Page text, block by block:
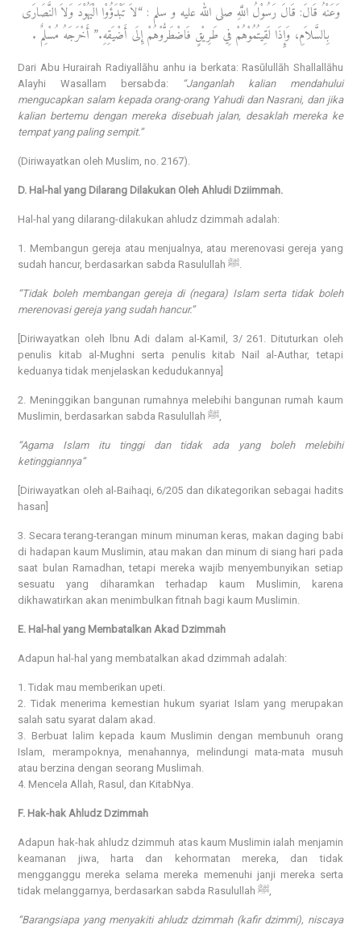
وَعَنْهُ قَالَ: قَالَ رَسُوْلُ اللَّهِ صلى الله عليه و سلم : “لاَ تَبْدَؤُوْا الْيَهُوْدَ وَلاَ النَّصَارَى
بِالسَّلاَمِ، وَإِذَا لَقِيتُمُوْهُمْ فِي طَرِيْقٍ فَاضْطَرُّوْهُمْ إِلَى أَضْيَقِهِ.” أَخْرَجَهُ مُسْلِمٌ .
Dari Abu Hurairah Radiyallāhu anhu ia berkata: Rasūlullāh Shallallāhu
Alayhi Wasallam bersabda:
“Janganlah kalian mendahului
mengucapkan salam kepada orang-orang Yahudi dan Nasrani, dan jika
kalian bertemu dengan mereka disebuah jalan, desaklah mereka ke
tempat yang paling sempit.”
(Diriwayatkan oleh Muslim, no. 2167).
D. Hal-hal yang Dilarang Dilakukan Oleh Ahludi Dziimmah.
Hal-hal yang dilarang-dilakukan ahludz dzimmah adalah:
1. Membangun gereja atau menjualnya, atau merenovasi gereja yang
“Tidak boleh membangan gereja di (negara) Islam serta tidak boleh
merenovasi gereja yang sudah hancur.”
[Diriwayatkan oleh lbnu Adi dalam al-Kamil, 3/ 261. Dituturkan oleh
penulis kitab al-Mughni serta penulis kitab Nail al-Authar, tetapi
keduanya tidak menjelaskan kedudukannya]
2. Meninggikan bangunan rumahnya melebihi bangunan rumah kaum
“Agama Islam itu tinggi dan tidak ada yang boleh melebihi
ketinggiannya”
[Diriwayatkan oleh al-Baihaqi, 6/205 dan dikategorikan sebagai hadits
hasan]
3. Secara terang-terangan minum minuman keras, makan daging babi
di hadapan kaum Muslimin, atau makan dan minum di siang hari pada
saat bulan Ramadhan, tetapi mereka wajib menyembunyikan setiap
sesuatu yang diharamkan terhadap kaum Muslimin, karena
dikhawatirkan akan menimbulkan fitnah bagi kaum Muslimin.
E. Hal-hal yang Membatalkan Akad Dzimmah
Adapun hal-hal yang membatalkan akad dzimmah adalah:
1. Tidak mau memberikan upeti.
2. Tidak menerima kemestian hukum syariat Islam yang merupakan
salah satu syarat dalam akad.
3. Berbuat lalim kepada kaum Muslimin dengan membunuh orang
Islam, merampoknya, menahannya, melindungi mata-mata musuh
atau berzina dengan seorang Muslimah.
4. Mencela Allah, Rasul, dan KitabNya.
F. Hak-hak Ahludz Dzimmah
Adapun hak-hak ahludz dzimmuh atas kaum Muslimin ialah menjamin
keamanan jiwa, harta dan kehormatan mereka, dan tidak
mengganggu mereka selama mereka memenuhi janji mereka serta
“Barangsiapa yang menyakiti ahludz dzimmah (kafir dzimmi), niscaya